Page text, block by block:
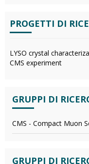
PROGETTI DI
LYSO crystal
CMS experiment
GRUPPI DI
CMS - Compact Muon
GRUPPI DI